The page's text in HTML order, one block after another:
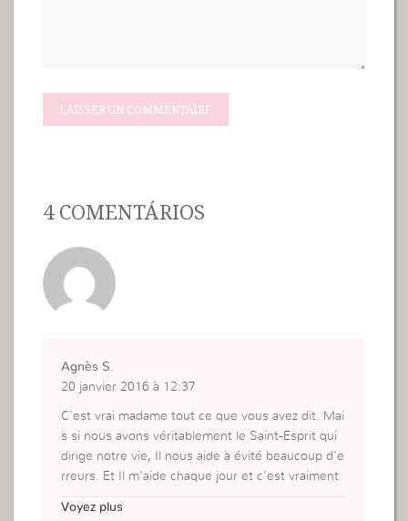
4 COMENTÁRIOS
Agnès S.
20 janvier 2016 à 12:37
C’est vrai madame tout ce que vous avez dit. Mai
s si nous avons véritablement le Saint-Esprit qui
dirige notre vie, Il nous aide à évité beaucoup d’e
rreurs. Et Il m’aide chaque jour et c’est vraiment
Voyez plus